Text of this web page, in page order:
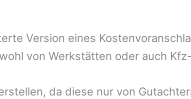
Version eines
von Werkstätten oder auch
da diese nur von